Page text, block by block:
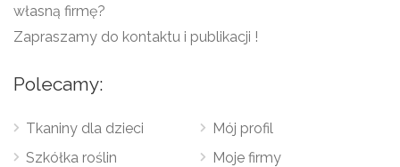
własną firmę?
Zapraszamy do kontaktu i publikacji !
Polecamy:
Tkaniny dla dzieci
Szkółka roślin
Mój profil
Moje firmy